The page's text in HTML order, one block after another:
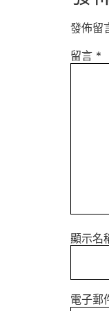
發佈留
留言 *
顯示名
電子郵